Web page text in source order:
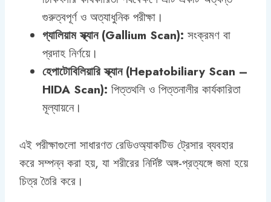
গুরুত্বপূর্ণ ও অত্যাধুনিক পরীক্ষা।
গ্যালিয়াম স্ক্যান (Gallium Scan): সংক্রমণ বা
প্রদাহ নির্ণয়ে।
হেপাটোবিলিয়ারি স্ক্যান (Hepatobiliary Scan –
HIDA Scan): পিত্তথলি ও পিত্তনালীর কার্যকারিতা
মূল্যায়নে।
এই পরীক্ষাগুলো সাধারণত রেডিওঅ্যাকটিভ ট্রেসার ব্যবহার
করে সম্পন্ন করা হয়, যা শরীরের নির্দিষ্ট অঙ্গ-প্রত্যঙ্গে জমা হয়ে
চিত্র তৈরি করে।